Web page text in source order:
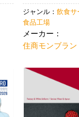
ジャンル： 飲食サ
食品工場
メーカー：
住商モンブラン